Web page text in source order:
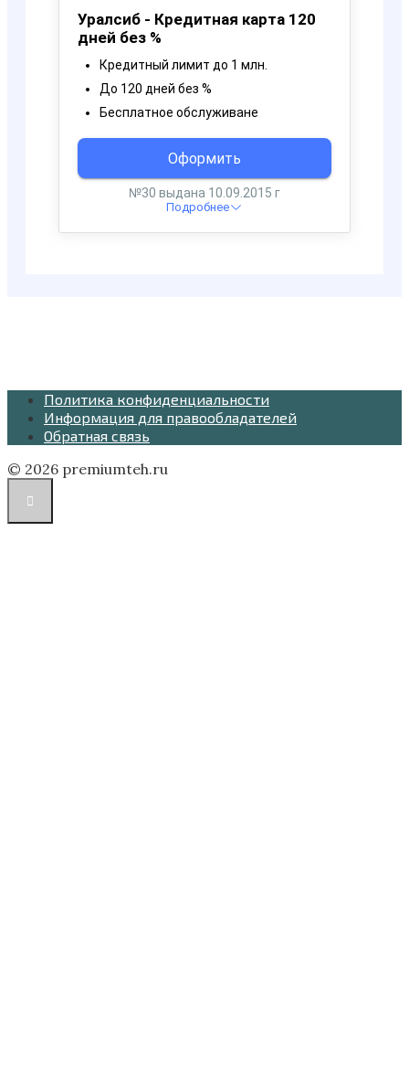
Политика конфиденциальности
Информация для правообладателей
Обратная связь
© 2026 premiumteh.ru